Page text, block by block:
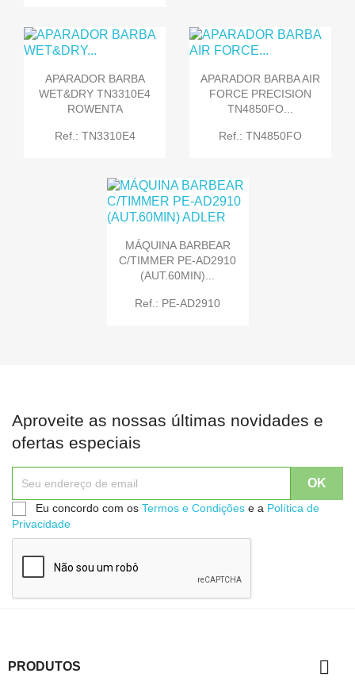
APARADOR BARBA
WET&DRY TN3310E4
ROWENTA
Ref.: TN3310E4
APARADOR BARBA AIR
FORCE PRECISION
TN4850FO...
Ref.: TN4850FO
MÁQUINA BARBEAR
C/TIMMER PE-AD2910
(AUT.60MIN)...
Ref.: PE-AD2910
Aproveite as nossas últimas novidades e
ofertas especiais
Eu concordo com os Termos e Condições e a Política de
Privacidade
PRODUTOS 